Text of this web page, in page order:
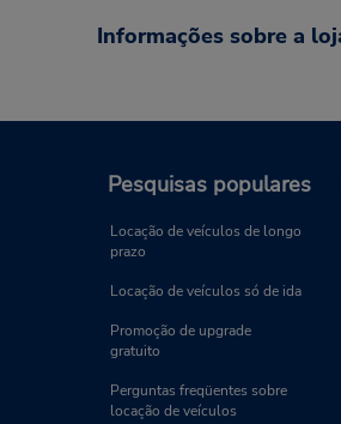
Informações sobre a
Pesquisas populares
Locação de veículos de longo
prazo
Locação de veículos só de ida
Promoção de upgrade
gratuito
Perguntas freqüentes sobre
locação de veículos